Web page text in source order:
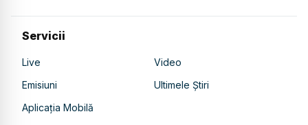
Servicii
Live
Video
Emisiuni
Ultimele Știri
Aplicația Mobilă